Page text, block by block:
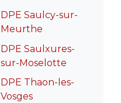
DPE Saulcy-sur-
Meurthe
DPE Saulxures-
sur-Moselotte
DPE Thaon-les-
Vosges